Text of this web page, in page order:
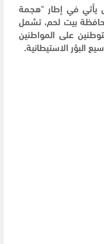
يأتي في إطار "هجمة
بيت لحم، تشمل
على المواطنين
البؤر الاستيطانية.